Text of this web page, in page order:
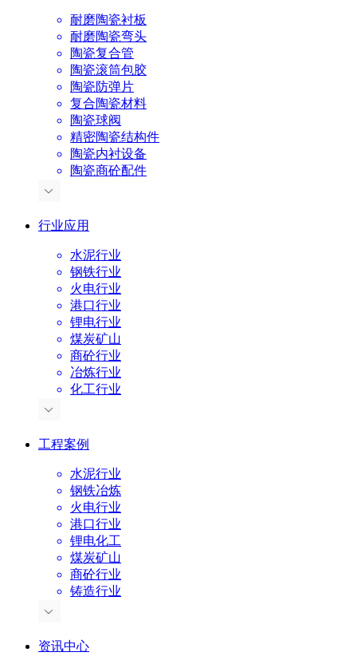
耐磨陶瓷衬板
耐磨陶瓷弯头
陶瓷复合管
陶瓷滚筒包胶
陶瓷防弹片
复合陶瓷材料
陶瓷球阀
精密陶瓷结构件
陶瓷内衬设备
陶瓷商砼配件
行业应用
水泥行业
钢铁行业
火电行业
港口行业
锂电行业
煤炭矿山
商砼行业
冶炼行业
化工行业
工程案例
水泥行业
钢铁冶炼
火电行业
港口行业
锂电化工
煤炭矿山
商砼行业
铸造行业
资讯中心